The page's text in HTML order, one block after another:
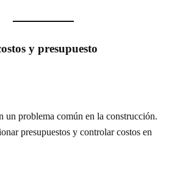
y presupuesto
un problema común en la construcción.
presupuestos y controlar costos en